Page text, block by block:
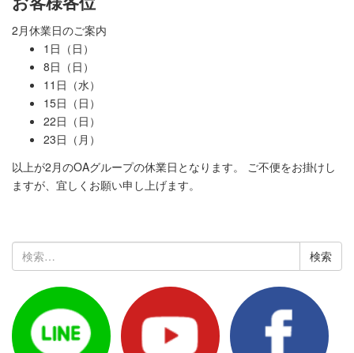
2月休業日のご案内
1日（日）
8日（日）
11日（水）
15日（日）
22日（日）
23日（月）
以上が2月のOAグループの休業日となります。 ご不便をお掛けし
ますが、宜しくお願い申し上げます。
索: